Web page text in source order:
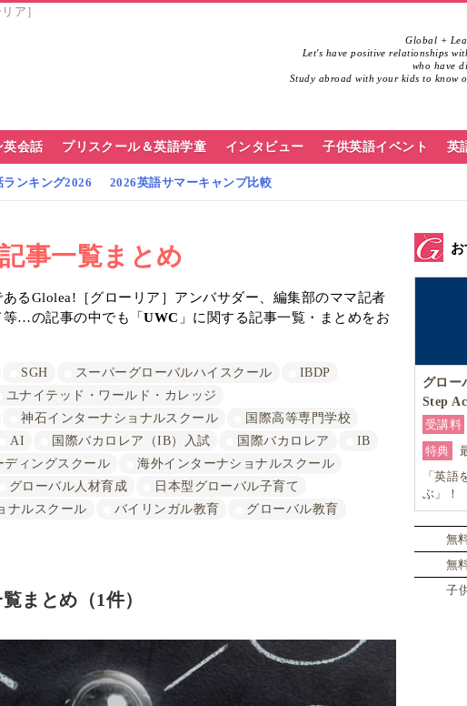
ア］
Global +
Let's have positive relationships
who have
Study abroad with your kids to know
英会話 プリスクール＆英語学童 インタビュー 子供英語イベント 英
ンキング2026 2026英語サマーキャンプ比較
事一覧まとめ
るGlolea!［グローリア］アンバサダー、編集部のママ記者
等…の記事の中でも「UWC 」に関する記事一覧・まとめをお
SGH スーパーグローバルハイスクール
IBDP
ユナイテッド・ワールド・カレッジ
神石インターナショナルスクール
国際高等専門学校
AI 国際バカロレア（IB）入試 国際バカロレア
IB
ディングスクール
海外インターナショナルスクール
グローバル人材育成
日本型グローバル子育て
ナルスクール バイリンガル教育
グローバル教育
まとめ（1件）
グロー
Step
受講料
特典
「英
ぶ」！
ョナル
無
無
子